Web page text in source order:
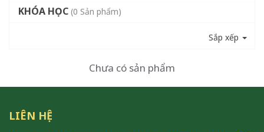
KHÓA HỌC (0 Sản phẩm)
Sắp xếp
Chưa có sản phẩm
LIÊN HỆ